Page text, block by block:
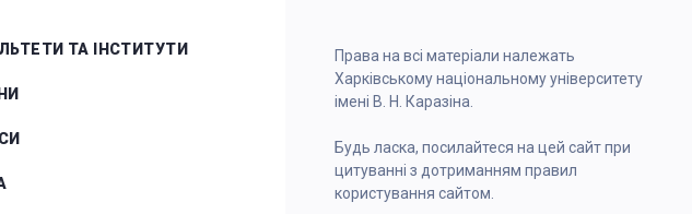
ТА ІНСТИТУТИ
Права на всі матеріали належать
Харківському національному університету
імені В. Н. Каразіна.
Будь ласка, посилайтеся на цей сайт при
цитуванні з дотриманням правил
користування сайтом.